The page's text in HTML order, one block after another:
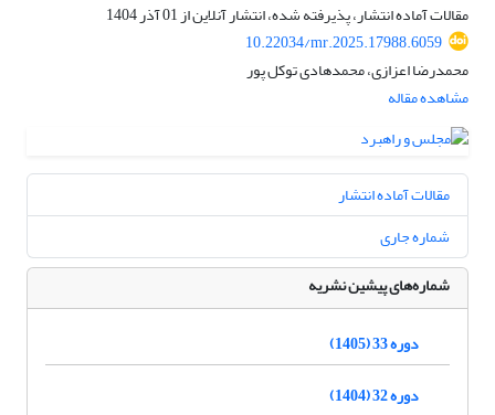
مقالات آماده انتشار، پذیرفته شده، انتشار آنلاین از01 آذر 1404
10.22034/mr.2025.17988.6059
محمدرضا اعزازی، محمدهادی توکل پور
مشاهده مقاله
مقالات آماده انتشار
شماره جاری
شماره‌های پیشین نشریه
دوره 33 (1405)
دوره 32 (1404)